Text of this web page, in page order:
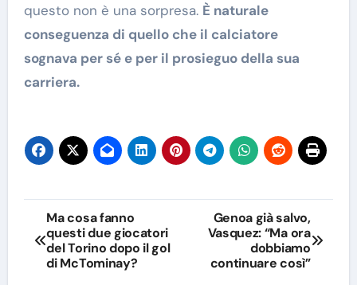
questo non è una sorpresa. È naturale
conseguenza di quello che il calciatore
sognava per sé e per il prosieguo della sua
carriera.
Navigazione
articoli
Ma cosa fanno
questi due giocatori
del Torino dopo il gol
di McTominay?
Genoa già salvo,
Vasquez: “Ma ora
dobbiamo
continuare così”